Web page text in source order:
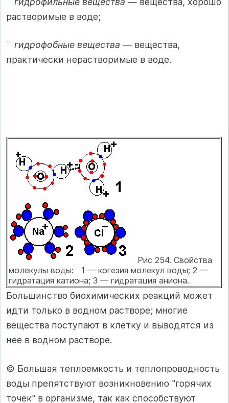
растворимые в воде;
¨ гидрофобные вещества — вещества,
практически нерастворимые в воде.
Рис 254. Свойства
молекулы воды: 1 — когезия молекул воды; 2 —
гидратация катиона; 3 — гидратация аниона.
Большинство биохимических реакций может
идти только в водном растворе; многие
вещества поступают в клетку и выводятся из
нее в водном растворе.
© Большая теплоемкость и теплопроводность
воды препятствуют возникновению "горячих
точек" в организме, так как способствуют